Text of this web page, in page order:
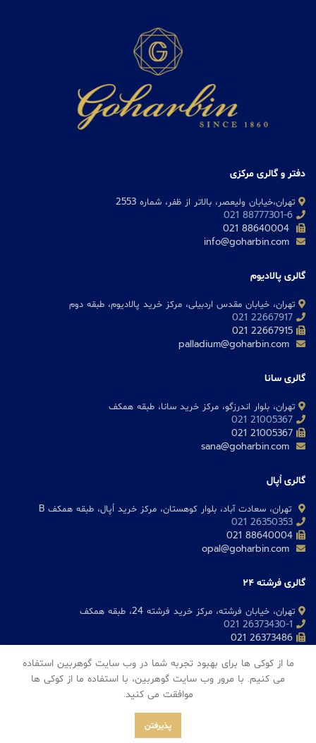
دفتر و گالری مرکزی
تهران،خیابان ولیعصر، بالاتر از ظفر، شماره 2553
88777301-6 021
گالری پالادیوم
تهران، خیابان مقدس اردبیلی، مرکز خرید پالادیوم، طبقه دوم
22667917 021
گالری سانا
تهران، بلوار اندرزگو، مرکز خرید سانا، طبقه همکف
21005367 021
گالری اُپال
تهران، سعادت آباد، بلوار کوهستان، مرکز خرید اُپال، طبقه همکف B
26350353 021
گالری فرشته 24
تهران، خیابان فرشته، مرکز خرید فرشته 24، طبقه همکف
26373430-1 021
ما از کوکی ها برای بهبود تجربه شما در وب سایت گوهربین استفاده
می کنیم. با مرور وب سایت گوهربین، با استفاده ما از کوکی ها
موافقت می کنید.
پذیرفتن